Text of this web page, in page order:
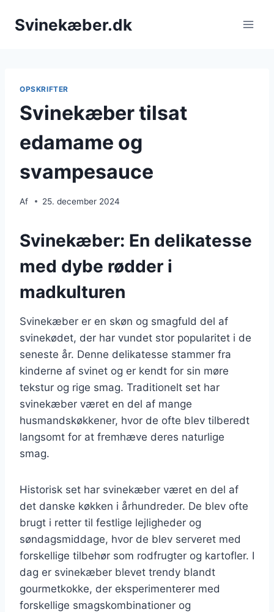
Svinekæber.dk
OPSKRIFTER
Svinekæber tilsat
edamame og
svampesauce
Af 25. december 2024
Svinekæber: En delikatesse
med dybe rødder i
madkulturen
Svinekæber er en skøn og smagfuld del af
svinekødet, der har vundet stor popularitet i de
seneste år. Denne delikatesse stammer fra
kinderne af svinet og er kendt for sin møre
tekstur og rige smag. Traditionelt set har
svinekæber været en del af mange
husmandskøkkener, hvor de ofte blev tilberedt
langsomt for at fremhæve deres naturlige
smag.
Historisk set har svinekæber været en del af
det danske køkken i århundreder. De blev ofte
brugt i retter til festlige lejligheder og
søndagsmiddage, hvor de blev serveret med
forskellige tilbehør som rodfrugter og kartofler. I
dag er svinekæber blevet trendy blandt
gourmetkokke, der eksperimenterer med
forskellige smagskombinationer og